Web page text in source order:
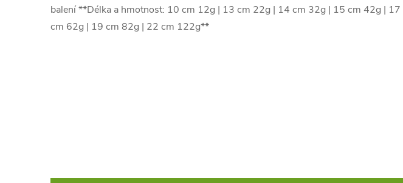
balení **Délka a hmotnost: 10 cm 12g | 13 cm 22g | 14 cm 32g | 15 cm 42g | 17
cm 62g | 19 cm 82g | 22 cm 122g**